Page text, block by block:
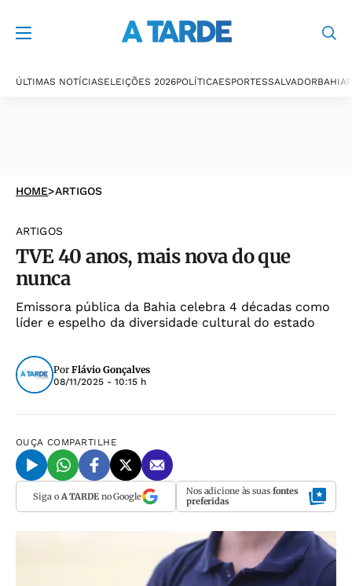
ÚLTIMAS NOTÍCIASELEIÇÕES 2026POLÍTICAESPORTESSALVADORBAHIA
HOME>ARTIGOS
ARTIGOS
TVE 40 anos, mais nova do que
nunca
Emissora pública da Bahia celebra 4 décadas como
líder e espelho da diversidade cultural do estado
Por Flávio Gonçalves
08/11/2025 - 10:15 h
OUÇA COMPARTILHE
Siga o A TARDEno Google Nos adicione às suas fontes
preferidas